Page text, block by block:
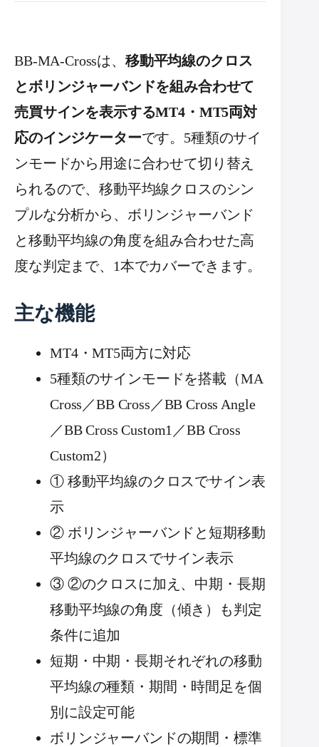
BB-MA-Crossは、 移動平均線のクロス
とボリンジャーバンドを組み合わせて
売買サインを表示するMT4・MT5両対
応のインジケーターです。5種類のサイ
ンモードから用途に合わせて切り替え
られるので、移動平均線クロスのシン
プルな分析から、ボリンジャーバンド
と移動平均線の角度を組み合わせた高
度な判定まで、1本でカバーできます。
主な機能
MT4・MT5両方に対応
5種類のサインモードを搭載（MA
Cross／BB Cross／BB Cross Angle
／BB Cross Custom1／BB Cross
Custom2）
① 移動平均線のクロスでサイン表
示
② ボリンジャーバンドと短期移動
平均線のクロスでサイン表示
③ ②のクロスに加え、中期・長期
移動平均線の角度（傾き）も判定
条件に追加
短期・中期・長期それぞれの移動
平均線の種類・期間・時間足を個
別に設定可能
ボリンジャーバンドの期間・標準